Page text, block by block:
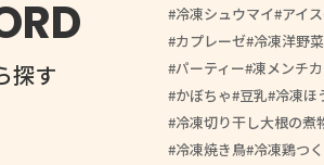
探す
冷凍シュウマイ アイ
カプレーゼ 冷凍洋野菜
パーティー 凍メンチ
かぼちゃ 豆乳 冷凍ほ
冷凍切り干し大根の煮
冷凍焼き鳥 冷凍鶏つ